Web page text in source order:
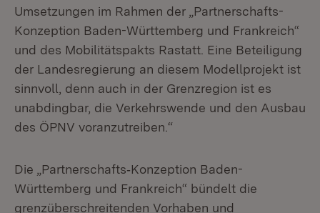
Umsetzungen im Rahmen der „Partnerschafts-
Konzeption Baden-Württemberg und Frankreich“
und des Mobilitätspakts Rastatt. Eine Beteiligung
der Landesregierung an diesem Modellprojekt ist
sinnvoll, denn auch in der Grenzregion ist es
unabdingbar, die Verkehrswende und den Ausbau
des ÖPNV voranzutreiben.“
Die „Partnerschafts‑Konzeption Baden-
Württemberg und Frankreich“ bündelt die
grenzüberschreitenden Vorhaben und